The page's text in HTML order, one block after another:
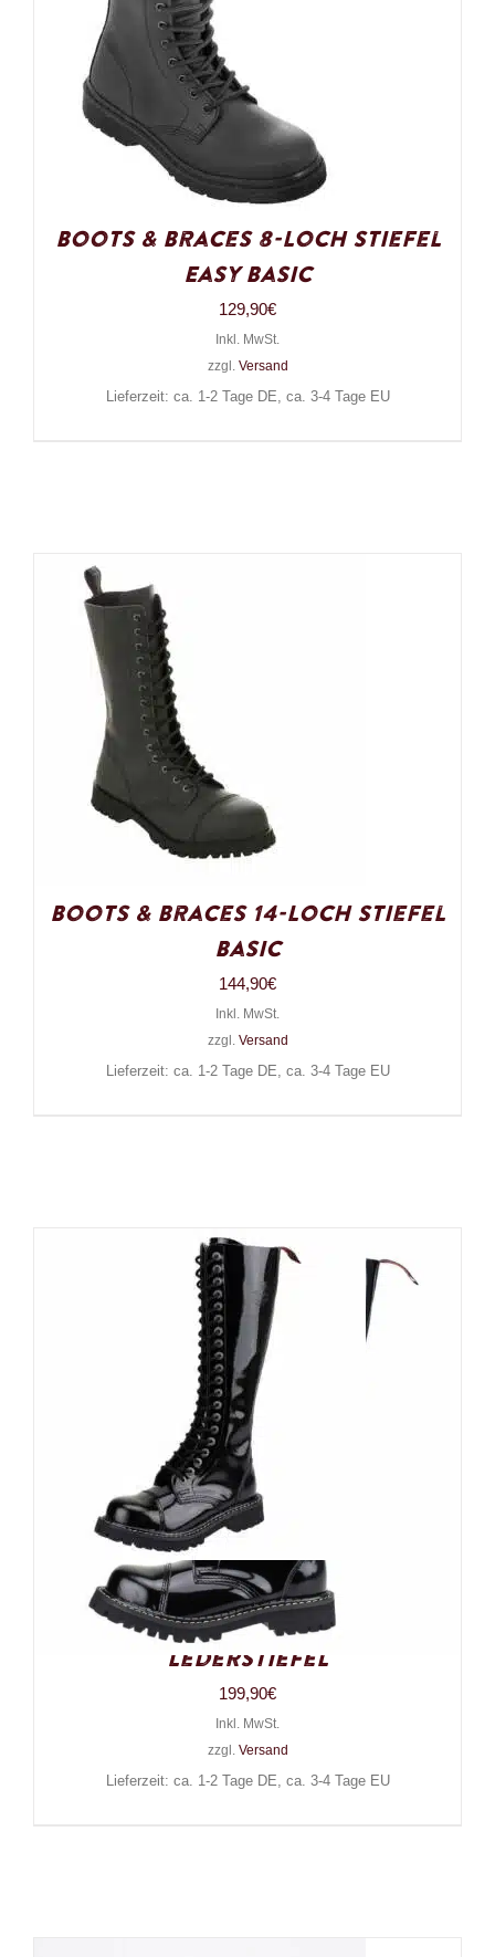
Boots & Braces 8-Loch Stiefel
Easy Basic
129,90€
Inkl. MwSt.
zzgl. Versand
Lieferzeit: ca. 1-2 Tage DE, ca. 3-4 Tage EU
Boots & Braces 14-Loch Stiefel
Basic
144,90€
Inkl. MwSt.
zzgl. Versand
Lieferzeit: ca. 1-2 Tage DE, ca. 3-4 Tage EU
Angry Itch 20-Loch Gothic
Punk Army Ranger Lack-
Lederstiefel
199,90€
Inkl. MwSt.
zzgl. Versand
Lieferzeit: ca. 1-2 Tage DE, ca. 3-4 Tage EU